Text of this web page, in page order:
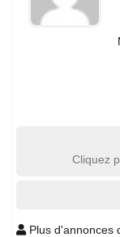
Cliquez
Plus d'annonces